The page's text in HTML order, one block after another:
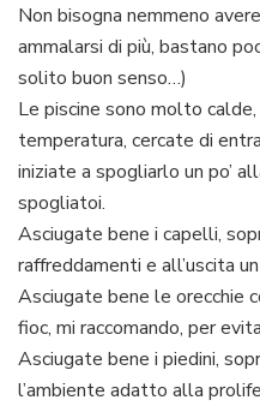
Non bisogna nemmeno
ammalarsi di più, bastano
solito buon senso…)
Le piscine sono molto
temperatura, cercate di
iniziate a spogliarlo un po’
spogliatoi.
Asciugate bene i capelli,
raffreddamenti e all’uscita
Asciugate bene le orecchie
fioc, mi raccomando, per
Asciugate bene i piedini,
l’ambiente adatto alla